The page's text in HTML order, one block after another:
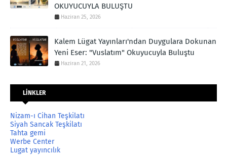
OKUYUCUYLA BULUŞTU
Haziran 25, 2026
Kalem Lügat Yayınları'ndan Duygulara Dokunan
Yeni Eser: "Vuslatım" Okuyucuyla Buluştu
Haziran 21, 2026
LİNKLER
Nizam-ı Cihan Teşkilatı
Siyah Sancak Teşkilatı
Tahta gemi
Werbe Center
Lugat yayıncılık